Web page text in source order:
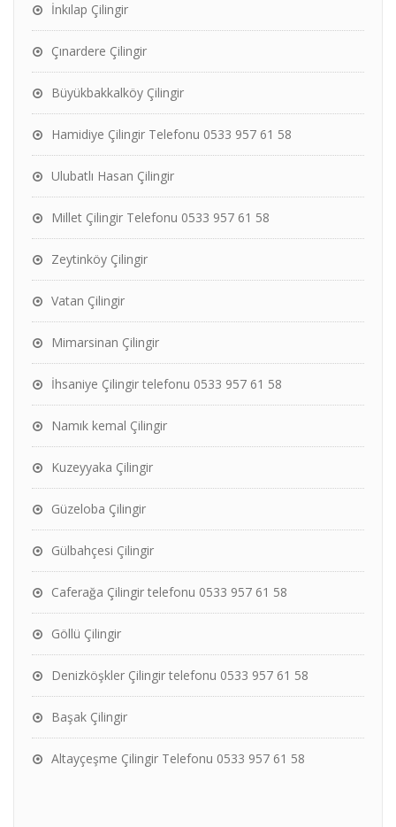
İnkılap Çilingir
Çınardere Çilingir
Büyükbakkalköy Çilingir
Hamidiye Çilingir Telefonu 0533 957 61 58
Ulubatlı Hasan Çilingir
Millet Çilingir Telefonu 0533 957 61 58
Zeytinköy Çilingir
Vatan Çilingir
Mimarsinan Çilingir
İhsaniye Çilingir telefonu 0533 957 61 58
Namık kemal Çilingir
Kuzeyyaka Çilingir
Güzeloba Çilingir
Gülbahçesi Çilingir
Caferağa Çilingir telefonu 0533 957 61 58
Göllü Çilingir
Denizköşkler Çilingir telefonu 0533 957 61 58
Başak Çilingir
Altayçeşme Çilingir Telefonu 0533 957 61 58